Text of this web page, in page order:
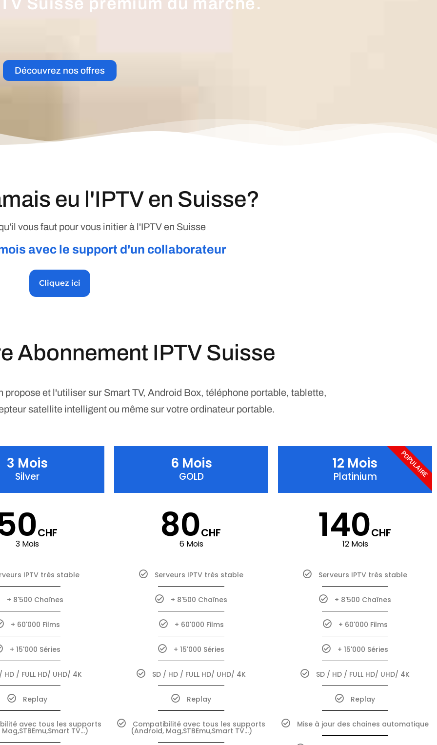
Découvrez nos offres
eu l'IPTV en Suisse?
vous faut pour vous initier à l'IPTV en Suisse
avec le support d'un collaborateur
Cliquez ici
Abonnement IPTV Suisse
propose et l'utiliser sur Smart TV, Android Box, téléphone portable, tablette,
satellite intelligent ou même sur votre ordinateur portable.
3 Mois
Silver
CHF
3 Mois
IPTV très stable
+ 8'500 Chaînes
+ 60'000 Films
+ 15'000 Séries
HD / FULL HD/ UHD/ 4K
Replay
avec tous les supports
TV…)
6 Mois
GOLD
80CHF
6 Mois
Serveurs IPTV très stable
+ 8'500 Chaînes
+ 60'000 Films
+ 15'000 Séries
SD / HD / FULL HD/ UHD/ 4K
Replay
Compatibilité avec tous les supports
(Android, Mag,STBEmu,Smart TV…)
12 Mois
Platinium
140CHF
12 Mois
Serveurs IPTV très stable
+ 8'500 Chaînes
+ 60'000 Films
+ 15'000 Séries
SD / HD / FULL HD/ UHD/ 4K
Replay
Mise à jour des chaines automatique
POPULAIRE